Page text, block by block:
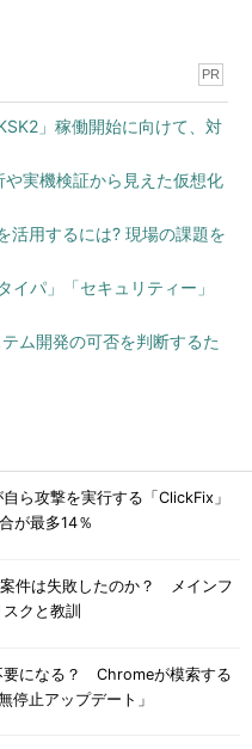
PR
」稼働開始に向けて、対
実機検証から見えた仮想化
活用するには? 現場の課題を
イパ」「セキュリティー」
ム開発の可否を判断するた
ら攻撃を実行する「ClickFix」
が最多14％
件は失敗したのか？ メインフ
クと教訓
要になる？ Chromeが模索する
停止アップデート」